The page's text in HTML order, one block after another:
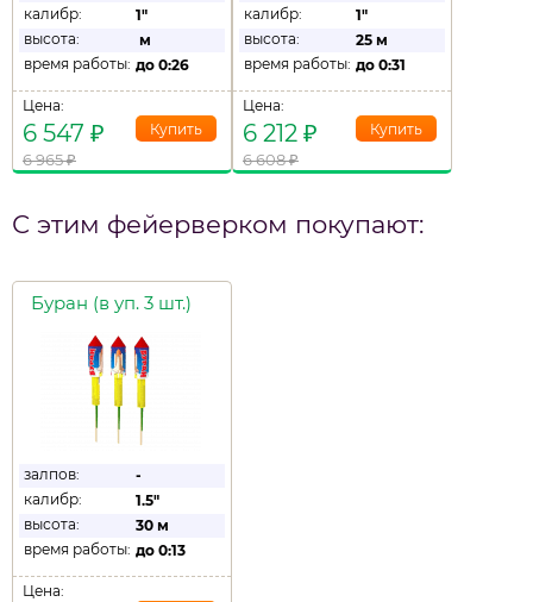
калибр:
1"
высота:
м
время работы: до 0:26
Цена:
6 547 ₽
6 965₽
калибр:
1"
высота:
25 м
время работы: до 0:31
Цена:
6 212 ₽
6 608₽
С этим фейерверком покупают:
Буран (в уп. 3 шт.)
залпов:
-
калибр:
1.5"
высота:
30 м
время работы: до 0:13
Цена: